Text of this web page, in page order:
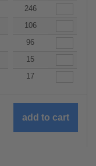
6.84246
6.84106
7.6996
8.5515
9.4117